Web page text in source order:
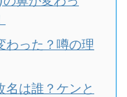
わった？噂の理
名は誰？ケンと